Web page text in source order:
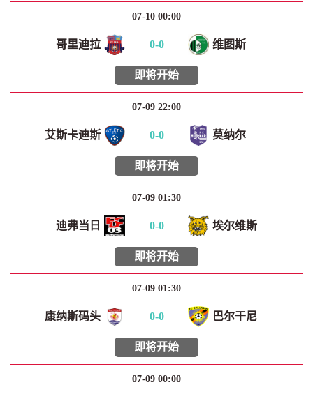
07-10 00:00
哥里迪拉 0-0 维图斯
即将开始
07-09 22:00
艾斯卡迪斯 0-0 莫纳尔
即将开始
07-09 01:30
迪弗当日 0-0 埃尔维斯
即将开始
07-09 01:30
康纳斯码头 0-0 巴尔干尼
即将开始
07-09 00:00